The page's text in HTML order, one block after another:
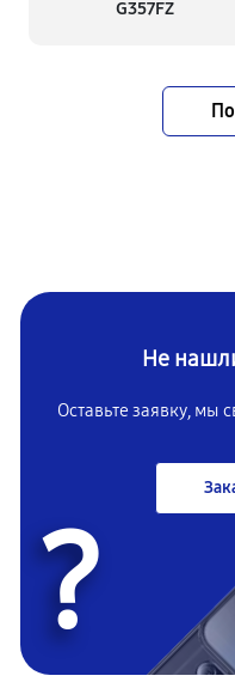
G357FZ
Не
Оставьте заявку,
?